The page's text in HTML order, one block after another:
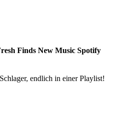
Finds New Music Spotify
endlich in einer Playlist!